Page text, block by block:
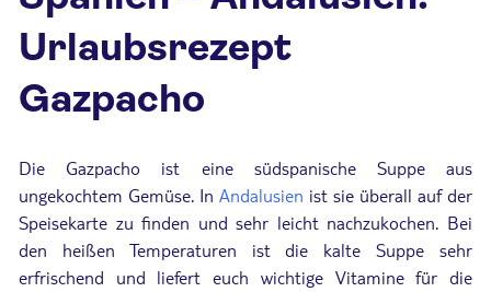
Urlaubsrezept
Gazpacho
Die Gazpacho ist eine südspanische Suppe aus
ungekochtem Gemüse. In Andalusien ist sie überall auf der
Speisekarte zu finden und sehr leicht nachzukochen. Bei
den heißen Temperaturen ist die kalte Suppe sehr
erfrischend und liefert euch wichtige Vitamine für die